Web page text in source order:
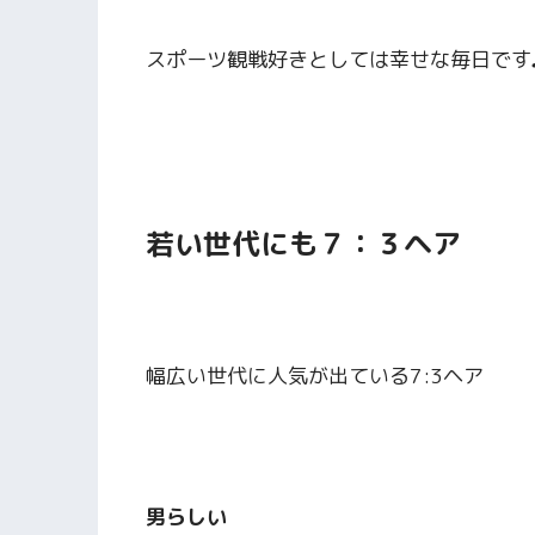
スポーツ観戦好きとしては幸せな毎日で
若い世代にも７：３ヘア
幅広い世代に人気が出ている7:3ヘア
男らしい